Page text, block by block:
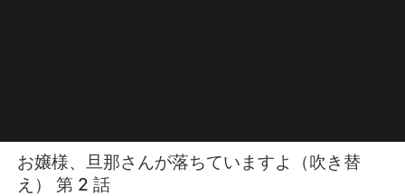
お嬢様、旦那さんが落ちていますよ（吹き替
え） 第 2 話